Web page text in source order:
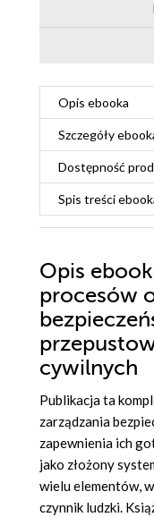
Opis ebooka
Szczegóły
Dostępność
Spis treści
Opis
procesów
cywilnych
Publikacja ta
zarządzania
zapewnienia ich
jako złożony
wielu elementów,
czynnik ludzki.